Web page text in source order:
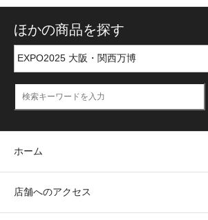
ほかの商品を探す
ホーム
店舗へのアクセス